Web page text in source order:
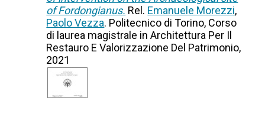
of Fordongianus. Rel. Emanuele Morezzi,
Paolo Vezza. Politecnico di Torino, Corso
di laurea magistrale in Architettura Per Il
Restauro E Valorizzazione Del Patrimonio,
2021